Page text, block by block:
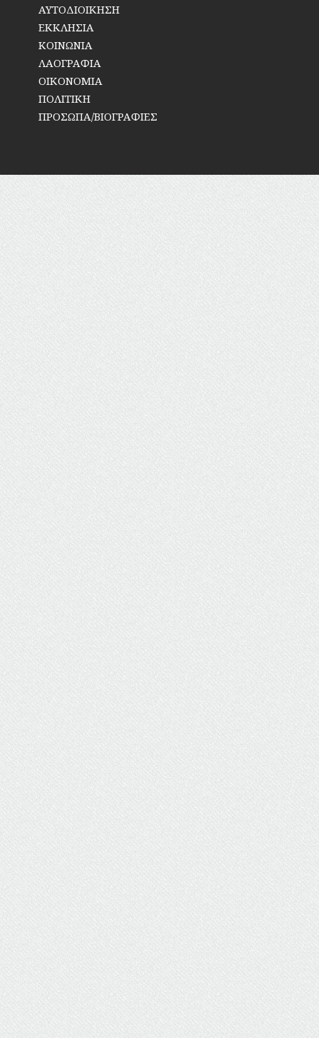
ΑΥΤΟΔΙΟΙΚΗΣΗ
ΕΚΚΛΗΣΙΑ
ΚΟΙΝΩΝΙΑ
ΛΑΟΓΡΑΦΙΑ
ΟΙΚΟΝΟΜΙΑ
ΠΟΛΙΤΙΚΗ
ΠΡΟΣΩΠΑ/ΒΙΟΓΡΑΦΙΕΣ